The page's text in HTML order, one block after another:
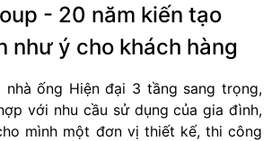
- 20 năm kiến tạo
như ý cho khách hàng
ống Hiện đại 3 tầng sang trọng,
với nhu cầu sử dụng của gia đình,
mình một đơn vị thiết kế, thi công